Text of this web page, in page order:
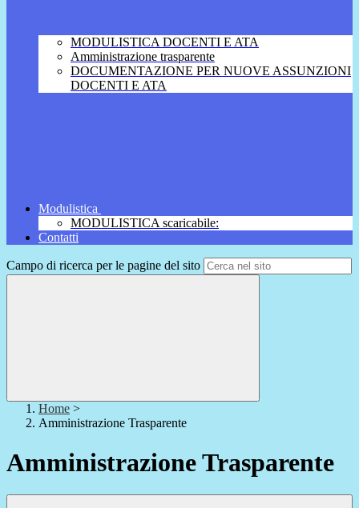
MODULISTICA DOCENTI E ATA
Amministrazione trasparente
DOCUMENTAZIONE PER NUOVE ASSUNZIONI
DOCENTI E ATA
Modulistica
MODULISTICA scaricabile:
Contatti
Campo di ricerca per le pagine del sito
Home >
Amministrazione Trasparente
Amministrazione Trasparente